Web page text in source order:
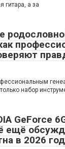
гитара, а за
набор
GeForce
ещё
в 2026